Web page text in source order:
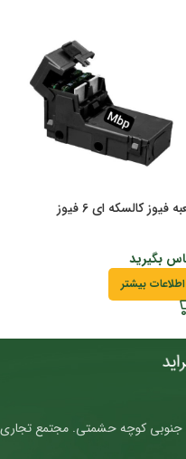
فیوز کالسکه ای 6 فیوز
بگیرید
اطلاعات بیشتر
جنوبی کوچه حشمتی. مجتمع تجاری